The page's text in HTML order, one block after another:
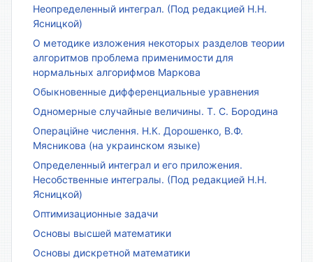
Неопределенный интеграл. (Под редакцией Н.Н.
Ясницкой)
О методике изложения некоторых разделов теории
алгоритмов проблема применимости для
нормальных алгорифмов Маркова
Обыкновенные дифференциальные уравнения
Одномерные случайные величины. Т. С. Бородина
Операційне числення. Н.К. Дорошенко, В.Ф.
Мясникова (на украинском языке)
Определенный интеграл и его приложения.
Несобственные интегралы. (Под редакцией Н.Н.
Ясницкой)
Оптимизационные задачи
Основы высшей математики
Основы дискретной математики